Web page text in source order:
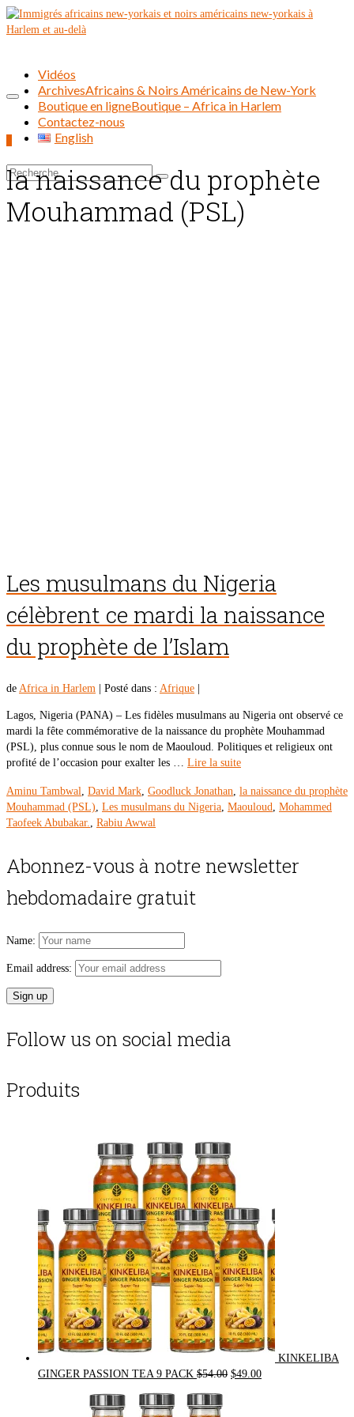
Rechercher :
Vidéos
ArchivesAfricains & Noirs Américains de New-York
Boutique en ligneBoutique – Africa in Harlem
Contactez-nous
English
la naissance du prophète
Mouhammad (PSL)
Les musulmans du Nigeria
célèbrent ce mardi la naissance
du prophète de l’Islam
de Africa in Harlem Posté dans : Afrique
Lagos, Nigeria (PANA) – Les fidèles musulmans au Nigeria ont observé ce
mardi la fête commémorative de la naissance du prophète Mouhammad
(PSL), plus connue sous le nom de Maouloud. Politiques et religieux ont
profité de l’occasion pour exalter les … Lire la suite
Aminu Tambwal, David Mark, Goodluck Jonathan, la naissance du prophète
Mouhammad (PSL), Les musulmans du Nigeria, Maouloud, Mohammed
Taofeek Abubakar., Rabiu Awwal
Abonnez-vous à notre newsletter
hebdomadaire gratuit
Name:
Email address:
Follow us on social media
Produits
KINKELIBA
GINGER PASSION TEA 9 PACK $54.00 Original
$49.00Current